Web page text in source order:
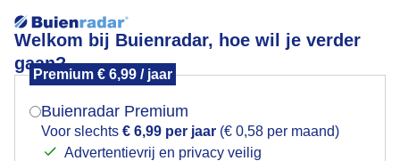
Welkom bij Buienradar, hoe wil je verder
gaan?
Premium € 6,99 / jaar
Buienradar Premium
Voor slechts € 6,99 per jaar (€ 0,58 per maand)
Advertentievrij en privacy veilig
strandslaaphuisjes
Mogen we je locatie gebruiken voor het